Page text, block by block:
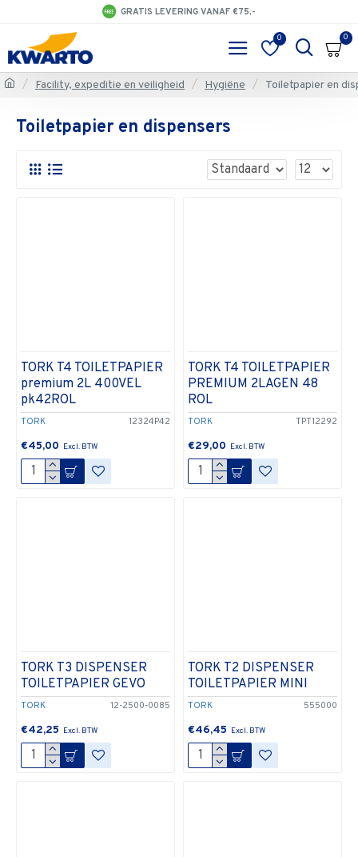
GRATIS LEVERING VANAF €75,-
0 0
Facility, expeditie en veiligheid Hygiëne Toiletpapier en
Toiletpapier en dispensers
TORK 12324P42
TORK T4 TOILETPAPIER
premium 2L 400VEL
pk42ROL
€45,00
TORK TPT12292
TORK T4 TOILETPAPIER
PREMIUM 2LAGEN 48
ROL
€29,00
TORK 12-2500-0085
TORK T3 DISPENSER
TOILETPAPIER GEVO
€42,25
TORK 555000
TORK T2 DISPENSER
TOILETPAPIER MINI
€46,45